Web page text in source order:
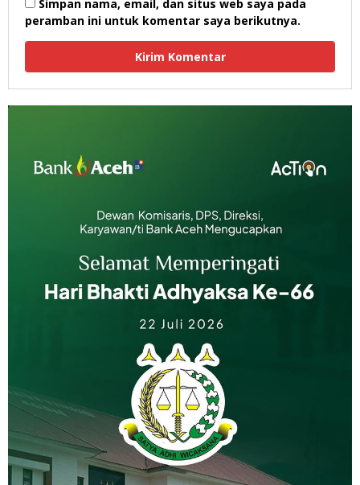
Simpan nama, email, dan situs web saya pada
peramban ini untuk komentar saya berikutnya.